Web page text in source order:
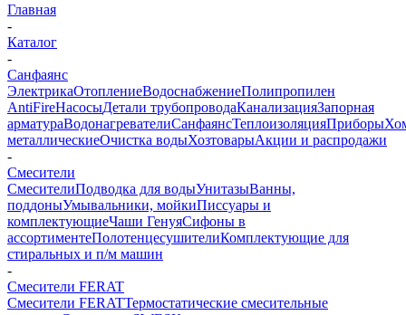
Главная
-
Каталог
-
Санфаянс
ЭлектрикаОтоплениеВодоснабжениеПолипропилен
AntiFireНасосыДетали трубопроводаКанализацияЗапорная
арматураВодонагревателиСанфаянсТеплоизоляцияПриборы
металлическиеОчистка водыХозтоварыАкции и распродажи
-
Смесители
СмесителиПодводка для водыУнитазыВанны,
поддоныУмывальники, мойкиПиссуары и
комплектующиеЧаши ГенуяСифоны в
ассортиментеПолотенцесушителиКомплектующие для
стиральных и п/м машин
-
Смесители FERAT
Смесители FERATТермостатические смесительные